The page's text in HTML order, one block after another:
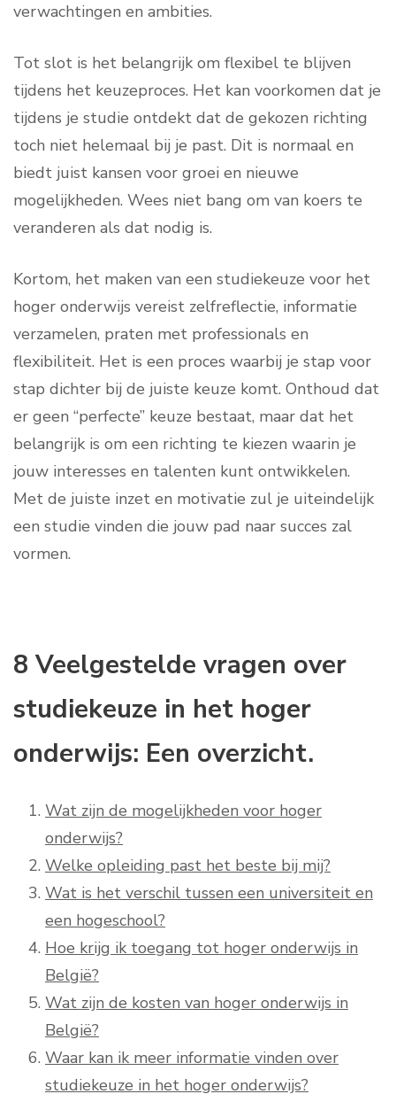
verwachtingen en ambities.
Tot slot is het belangrijk om flexibel te blijven
tijdens het keuzeproces. Het kan voorkomen dat je
tijdens je studie ontdekt dat de gekozen richting
toch niet helemaal bij je past. Dit is normaal en
biedt juist kansen voor groei en nieuwe
mogelijkheden. Wees niet bang om van koers te
veranderen als dat nodig is.
Kortom, het maken van een studiekeuze voor het
hoger onderwijs vereist zelfreflectie, informatie
verzamelen, praten met professionals en
flexibiliteit. Het is een proces waarbij je stap voor
stap dichter bij de juiste keuze komt. Onthoud dat
er geen “perfecte” keuze bestaat, maar dat het
belangrijk is om een richting te kiezen waarin je
jouw interesses en talenten kunt ontwikkelen.
Met de juiste inzet en motivatie zul je uiteindelijk
een studie vinden die jouw pad naar succes zal
vormen.
8 Veelgestelde vragen over
studiekeuze in het hoger
onderwijs: Een overzicht.
Wat zijn de mogelijkheden voor hoger
onderwijs?
Welke opleiding past het beste bij mij?
Wat is het verschil tussen een universiteit en
een hogeschool?
Hoe krijg ik toegang tot hoger onderwijs in
België?
Wat zijn de kosten van hoger onderwijs in
België?
Waar kan ik meer informatie vinden over
studiekeuze in het hoger onderwijs?